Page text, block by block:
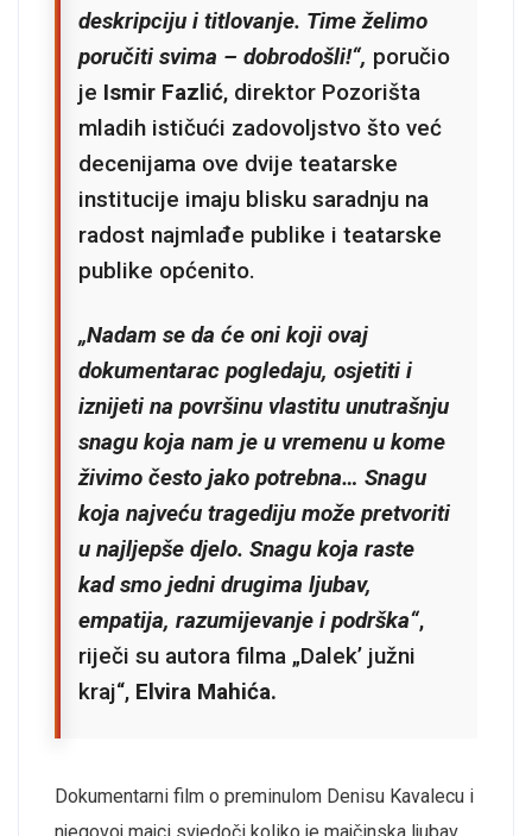
deskripciju i titlovanje. Time želimo
poručiti svima – dobrodošli!“, poručio
je Ismir Fazlić, direktor Pozorišta
mladih ističući zadovoljstvo što već
decenijama ove dvije teatarske
institucije imaju blisku saradnju na
radost najmlađe publike i teatarske
publike općenito.
„Nadam se da će oni koji ovaj
dokumentarac pogledaju, osjetiti i
iznijeti na površinu vlastitu unutrašnju
snagu koja nam je u vremenu u kome
živimo često jako potrebna… Snagu
koja najveću tragediju može pretvoriti
u najljepše djelo. Snagu koja raste
kad smo jedni drugima ljubav,
empatija, razumijevanje i podrška“,
riječi su autora filma „Dalek’ južni
kraj“, Elvira Mahića.
Dokumentarni film o preminulom Denisu Kavalecu i
njegovoj majci svjedoči koliko je majčinska ljubav